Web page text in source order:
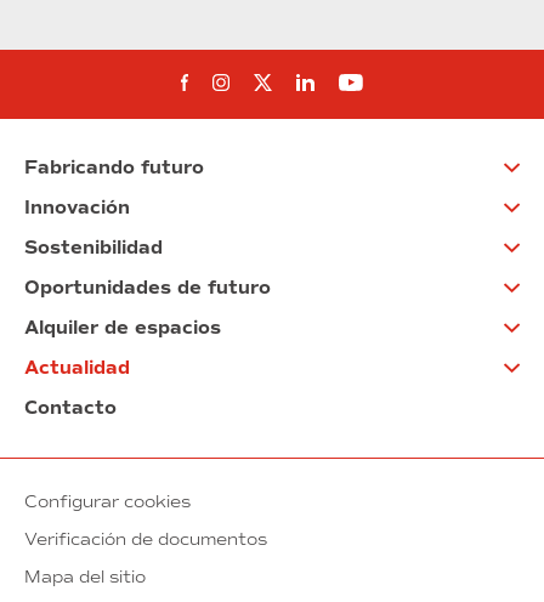
Síguenos en Facebook
Síguenos en Instagram
Síguenos en Twitter
Síguenos en Linkedin
Síguenos en
Fabricando futuro
Innovación
Sostenibilidad
Oportunidades de futuro
Alquiler de espacios
Actualidad
Contacto
Configurar cookies
Verificación de documentos
Mapa del sitio